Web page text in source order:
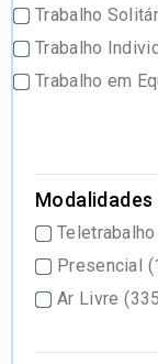
Trabalho
Trabalho
Trabalho em
Modalidades
Teletrabalho
Presencial
Ar Livre